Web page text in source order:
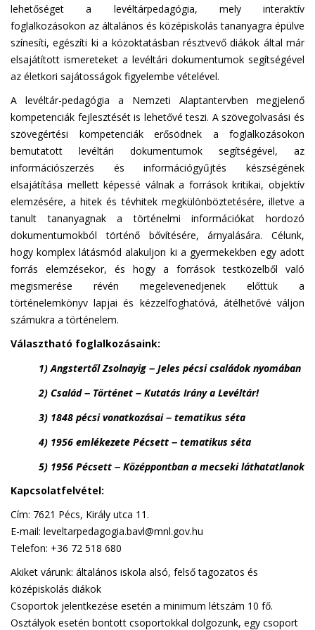
lehetőséget a levéltárpedagógia, mely interaktív
foglalkozásokon az általános és középiskolás tananyagra épülve
színesíti, egészíti ki a közoktatásban résztvevő diákok által már
elsajátított ismereteket a levéltári dokumentumok segítségével
az életkori sajátosságok figyelembe vételével.
A levéltár-pedagógia a Nemzeti Alaptantervben megjelenő
kompetenciák fejlesztését is lehetővé teszi. A szövegolvasási és
szövegértési kompetenciák erősödnek a foglalkozásokon
bemutatott levéltári dokumentumok segítségével, az
információszerzés és információgyűjtés készségének
elsajátítása mellett képessé válnak a források kritikai, objektív
elemzésére, a hitek és tévhitek megkülönböztetésére, illetve a
tanult tananyagnak a történelmi információkat hordozó
dokumentumokból történő bővítésére, árnyalására. Célunk,
hogy komplex látásmód alakuljon ki a gyermekekben egy adott
forrás elemzésekor, és hogy a források testközelből való
megismerése révén megelevenedjenek előttük a
történelemkönyv lapjai és kézzelfoghatóvá, átélhetővé váljon
számukra a történelem.
Választható foglalkozásaink:
1) Angstertől Zsolnayig – Jeles pécsi családok nyomában
2) Család– Történet – Kutatás Irány a Levéltár!
3) 1848 pécsi vonatkozásai– tematikus séta
4) 1956 emlékezete Pécsett – tematikus séta
5) 1956 Pécsett – Középpontban a mecseki láthatatlanok
Kapcsolatfelvétel:
Cím: 7621 Pécs, Király utca 11.
E-mail: leveltarpedagogia.bavl@mnl.gov.hu
Telefon: +36 72 518 680
Akiket várunk: általános iskola alsó, felső tagozatos és
középiskolás diákok
Csoportok jelentkezése esetén a minimum létszám 10 fő.
Osztályok esetén bontott csoportokkal dolgozunk, egy csoport